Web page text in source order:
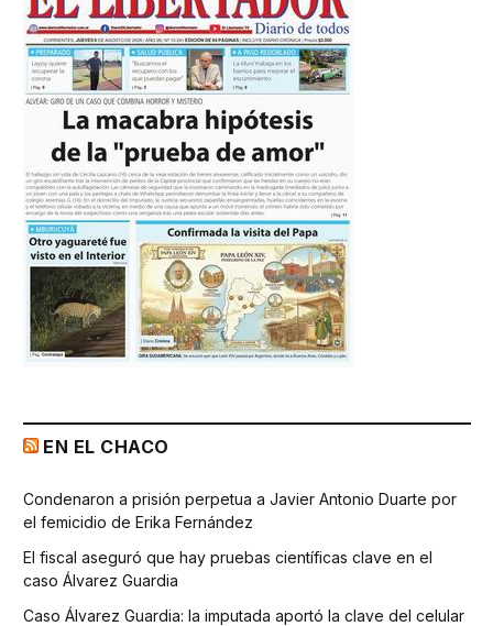
EN EL CHACO
Condenaron a prisión perpetua a Javier Antonio Duarte por
el femicidio de Erika Fernández
El fiscal aseguró que hay pruebas científicas clave en el
caso Álvarez Guardia
Caso Álvarez Guardia: la imputada aportó la clave del celular